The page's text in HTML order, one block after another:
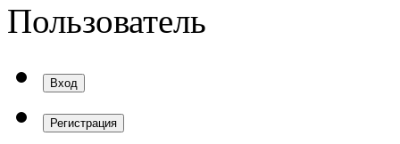
Пользователь
Вход
Регистрация